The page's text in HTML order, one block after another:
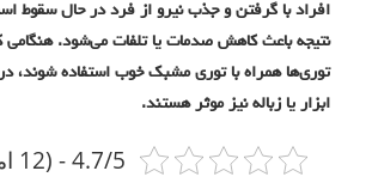
افراد با گرفتن و جذب نیرو از فرد در حال سقوط
نتیجه باعث کاهش صدمات یا تلفات می‌شود. هنگامی
توری‌ها همراه با توری مشبک خوب استفاده شوند،
ابزار یا زباله نیز موثر هستند.
4.7/5 - (12 امتیاز)